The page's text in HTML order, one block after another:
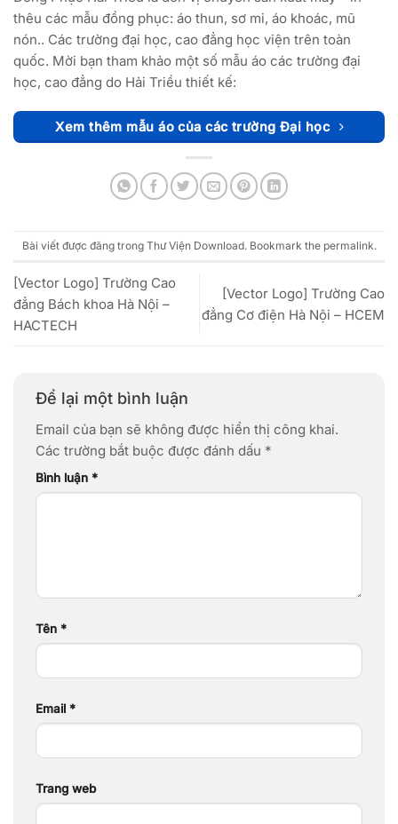
thêu các mẫu đồng phục: áo thun, sơ mi, áo khoác, mũ
nón.. Các trường đại học, cao đẳng học viện trên toàn
quốc. Mời bạn tham khảo một số mẫu áo các trường đại
học, cao đẳng do Hải Triều thiết kế:
Xem thêm mẫu áo của các trường Đại học
Bài viết được đăng trong Thư Viện Download. Bookmark the permalink.
[Vector Logo] Trường Cao
đẳng Bách khoa Hà Nội –
HACTECH
[Vector Logo] Trường Cao
đẳng Cơ điện Hà Nội – HCEM
Để lại một bình luận
Email của bạn sẽ không được hiển thị công khai.
Các trường bắt buộc được đánh dấu *
Bình luận *
Tên *
Email *
Trang web